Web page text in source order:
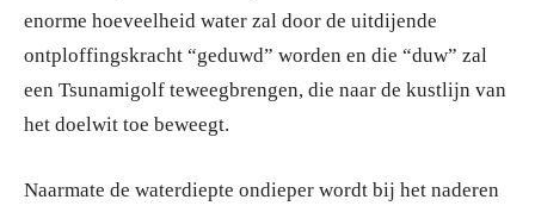
enorme hoeveelheid water zal door de uitdijende
ontploffingskracht “geduwd” worden en die “duw” zal
een Tsunamigolf teweegbrengen, die naar de kustlijn van
het doelwit toe beweegt.
Naarmate de waterdiepte ondieper wordt bij het naderen